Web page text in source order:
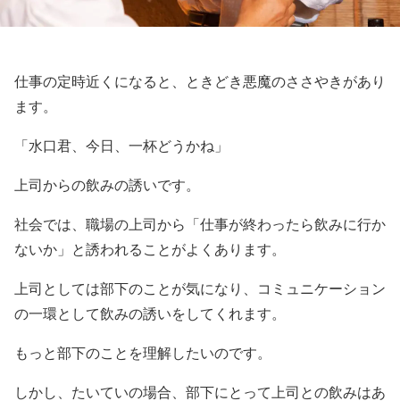
仕事の定時近くになると、ときどき悪魔のささやきがあり
ます。
「水口君、今日、一杯どうかね」
上司からの飲みの誘いです。
社会では、職場の上司から「仕事が終わったら飲みに行か
ないか」と誘われることがよくあります。
上司としては部下のことが気になり、コミュニケーション
の一環として飲みの誘いをしてくれます。
もっと部下のことを理解したいのです。
しかし、たいていの場合、部下にとって上司との飲みはあ